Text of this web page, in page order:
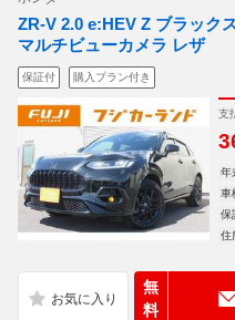
ZR-V 2.0 e:HEV Z ブラック
マルチビューカメラ レザ
保証付 購入プラン付き
支
年
車
保
住
無
料